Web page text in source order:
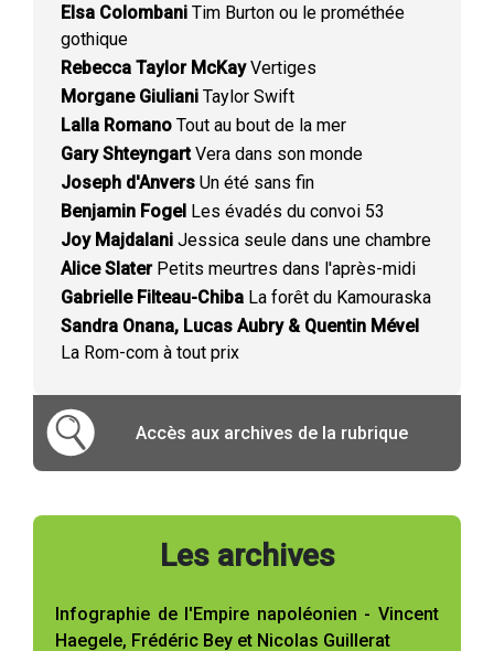
Elsa Colombani Tim Burton ou le prométhée
gothique
Rebecca Taylor McKayVertiges
Morgane Giuliani Taylor Swift
Lalla Romano Tout au bout de la mer
Gary ShteyngartVera dans son monde
Joseph d'Anvers Un été sans fin
Benjamin Fogel Les évadés du convoi 53
Joy Majdalani Jessica seule dans une chambre
Alice SlaterPetits meurtres dans l'après-midi
Gabrielle Filteau-Chiba La forêt du Kamouraska
Sandra Onana, Lucas Aubry & Quentin Mével
La Rom-com à tout prix
Accès aux archives de la rubrique
Les archives
Infographie de l'Empire napoléonien - Vincent
Haegele, Frédéric Bey et Nicolas Guillerat